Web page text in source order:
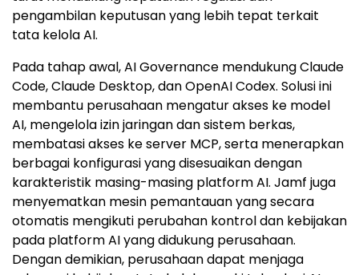
pengambilan keputusan yang lebih tepat terkait
tata kelola AI.
Pada tahap awal, AI Governance mendukung Claude
Code, Claude Desktop, dan OpenAI Codex. Solusi ini
membantu perusahaan mengatur akses ke model
AI, mengelola izin jaringan dan sistem berkas,
membatasi akses ke server MCP, serta menerapkan
berbagai konfigurasi yang disesuaikan dengan
karakteristik masing-masing platform AI. Jamf juga
menyematkan mesin pemantauan yang secara
otomatis mengikuti perubahan kontrol dan kebijakan
pada platform AI yang didukung perusahaan.
Dengan demikian, perusahaan dapat menjaga